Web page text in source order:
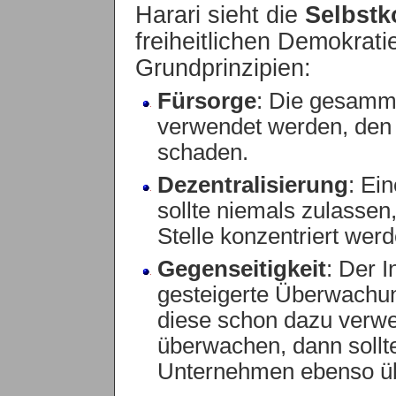
Harari sieht die
freiheitlichen
Grundprinzipien:
Fürsorge: Die
verwendet werden,
schaden.
Dezentralisierung:
sollte niemals
Stelle konzentriert
Gegenseitigkeit: Der
gesteigerte
diese schon dazu
überwachen, dann
Unternehmen ebenso